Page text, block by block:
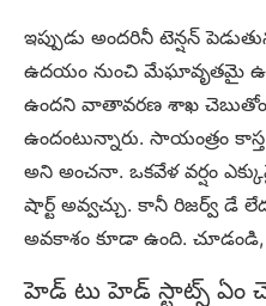
ఇప్పుడు అందరినీ టెన్షన్
ఉదయం నుంచి మేఘావృతమై
ఉందని వాతావరణ శాఖ
ఉందంటున్నారు. సాయంత్రం కాస్త
అని అంచనా. ఒకవేళ వర్షం
షార్ట్ అవ్వచ్చు. కానీ రిజర్వ్ డే
అవకాశం కూడా ఉంది. చూడండి,
హెడ్ టు హెడ్ స్టాట్స్ ఏం